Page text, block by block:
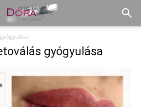
gyógyulása